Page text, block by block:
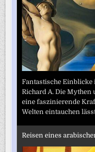
Fantastische Einblicke
Richard A. Die
eine faszinierende
Welten eintauchen
Reisen eines